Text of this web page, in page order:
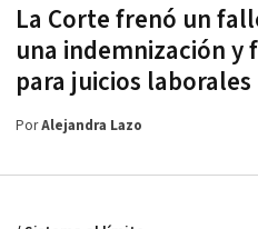
La Corte frenó un
una indemnización y
para juicios laborales
PorAlejandra Lazo